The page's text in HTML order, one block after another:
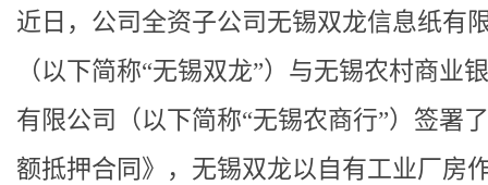
近日，公司全资子公司无锡双龙信息纸有
（以下简称“无锡双龙”）与无锡农村商业
有限公司（以下简称“无锡农商行”）签署
额抵押合同》，无锡双龙以自有工业厂房